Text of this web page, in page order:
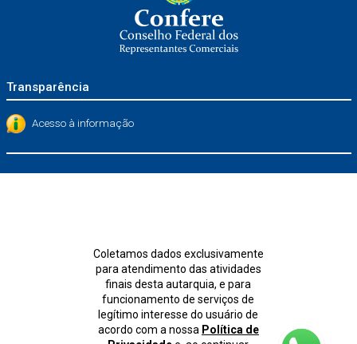
Transparência
Acesso à informação
Coletamos dados exclusivamente
para atendimento das atividades
finais desta autarquia, e para
funcionamento de serviços de
legítimo interesse do usuário de
acordo com a nossa Política de